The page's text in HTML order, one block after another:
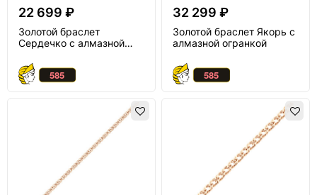
22 699 ₽
Золотой браслет
Сердечко с алмазной
32 299 ₽
Золотой браслет Якорь с
алмазной огранкой